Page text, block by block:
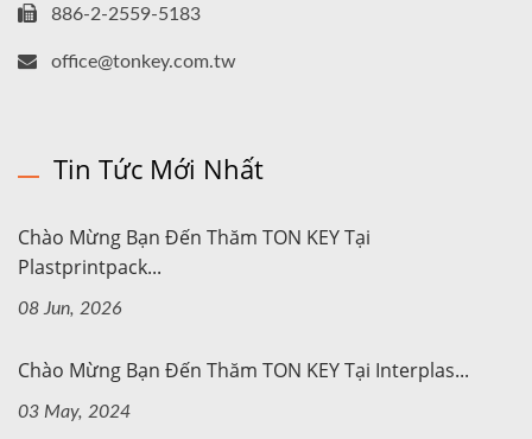
886-2-2559-5183
office@tonkey.com.tw
Tin Tức Mới Nhất
Chào Mừng Bạn Đến Thăm TON KEY Tại
Plastprintpack...
08 Jun, 2026
Chào Mừng Bạn Đến Thăm TON KEY Tại Interplas...
03 May, 2024